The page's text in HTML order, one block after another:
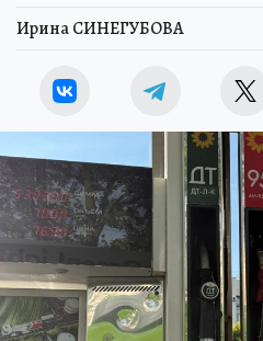
Ирина СИНЕГУБОВА